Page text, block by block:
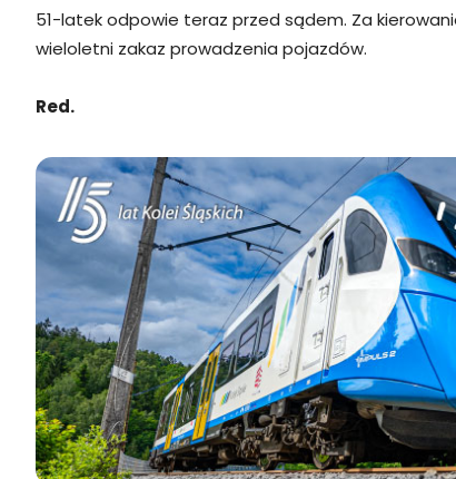
51-latek odpowie teraz przed sądem. Za
wieloletni zakaz prowadzenia pojazdów.
Red.